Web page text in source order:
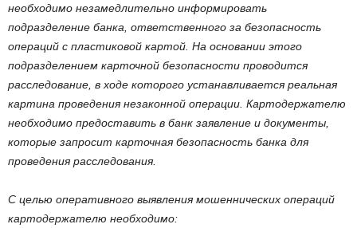
необходимо незамедлительно информировать
подразделение банка, ответственного за безопасность
операций с пластиковой картой. На основании этого
подразделением карточной безопасности проводится
расследование, в ходе которого устанавливается реальная
картина проведения незаконной операции. Картодержателю
необходимо предоставить в банк заявление и документы,
которые запросит карточная безопасность банка для
проведения расследования.
С целью оперативного выявления мошеннических операций
картодержателю необходимо: